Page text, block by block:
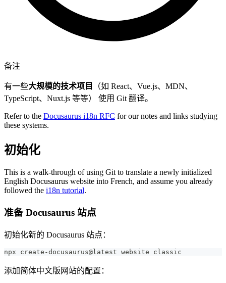
备注
有一些大规模的技术项目
（如 React、Vue.js、MDN、
TypeScript、Nuxt.js 等等） 使用 Git 翻译。
Refer to the Docusaurus i18n RFC for our notes and links studying
these systems.
初始化
This is a walk-through of using Git to translate a newly initialized
English Docusaurus website into French, and assume you already
followed the i18n tutorial.
准备 Docusaurus 站点
初始化新的 Docusaurus 站点：
npx create-docusaurus@latest website classic
添加简体中文版网站的配置：